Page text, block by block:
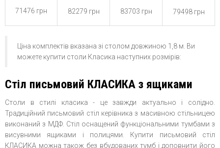
71476 грн 82279 грн 83703 грн 79498 грн
Ціна комплектів вказана зі столом довжиною 1,8 м. Ви
можете купити столи Класика наступних розмірів:
Стіл письмовий КЛАСИКА з ящиками
Столи в стилі класика - це завжди актуально і солідно.
Традиційний письмовий стіл керівника з масивною стільницею
виконаний з МДФ. Стіл оснащений функціональними тумбами з
висувними ящиками і полицями. Купити письмовий стіл
КЛАСИКА можна також без вбудованих тумб і доповнити його